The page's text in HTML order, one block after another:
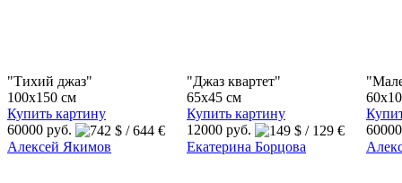
"Тихий джаз"
100x150 см
Купить картину
60000 руб.
"Джаз квартет"
65x45 см
Купить картину
12000 руб.
Алексей Якимов
Екатерина Борцова